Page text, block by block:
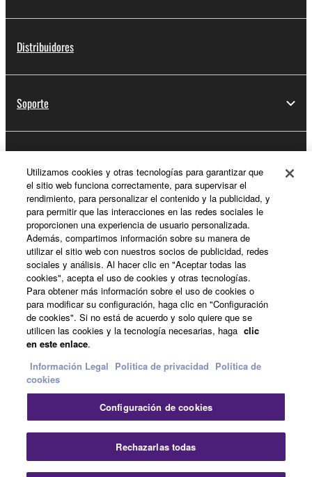
Distribuidores
Soporte
Acerca de Yamaha
España - Spanish
Empresa
Contacte con nosotrosTerminos de uso
Politica de privacidadPolítica de cookies
Información Legal
Utilizamos cookies y otras tecnologías para garantizar que
el sitio web funciona correctamente, para supervisar el
rendimiento, para personalizar el contenido y la publicidad, y
para permitir que las interacciones en las redes sociales le
proporcionen una experiencia de usuario personalizada.
Además, compartimos información sobre su manera de
utilizar el sitio web con nuestros socios de publicidad, redes
sociales y análisis. Al hacer clic en "Aceptar todas las
cookies", acepta el uso de cookies y otras tecnologías.
Para obtener más información sobre el uso de cookies o
para modificar su configuración, haga clic en "Configuración
de cookies". Si no está de acuerdo y solo quiere que se
utilicen las cookies y la tecnología necesarias, haga clic
en este enlace.
Información Legal Politica de privacidad Política de
cookies
Configuración de cookies
Rechazarlas todas